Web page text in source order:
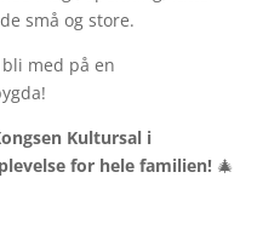
små og store.
med på en
Kultursal i
for hele familien! 🎄